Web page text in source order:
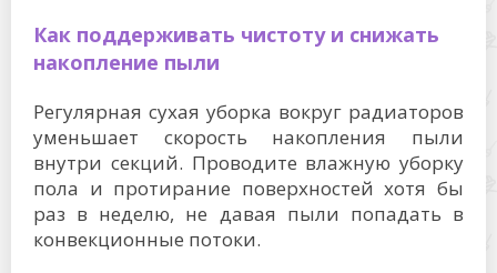
Как поддерживать чистоту и снижать
накопление пыли
Регулярная сухая уборка вокруг радиаторов
уменьшает скорость накопления пыли
внутри секций. Проводите влажную уборку
пола и протирание поверхностей хотя бы
раз в неделю, не давая пыли попадать в
конвекционные потоки.